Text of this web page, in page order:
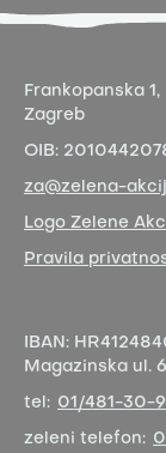
Frankopanska 1,
Zagreb
OIB:
za@zelena-
Logo Zelene
Pravila
IBAN:
Magazinska ul.
tel: 01/481-30-
zeleni telefon: